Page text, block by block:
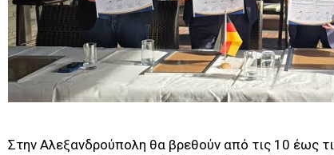
Στην Αλεξανδρούπολη θα βρεθούν από τις 10 έως